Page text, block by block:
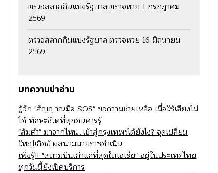
ตรวจสลากกินแบ่งรัฐบาล ตรวจหวย 1 กรกฎาคม
2569
ตรวจสลากกินแบ่งรัฐบาล ตรวจหวย 16 มิถุนายน
2569
บทความน่าอ่าน
รู้จัก "สัญญาณมือ SOS" ขอความช่วยเหลือ เมื่อใช้เสียงไม่
ได้ ทักษะชีวิตที่ทุกคนควรรู้
"ส้มตำ" มาจากไหน...เข้าสู่กรุงเทพฯได้ยังไง? จุดเปลี่ยน
ใหญ่เกิดข้างสนามมวยราชดำเนิน
เพิ่งรู้!! "สนามบินเก่าแก่ที่สุดในเอเชีย" อยู่ในประเทศไทย
ทุกวันนี้ยังเปิดบริการ